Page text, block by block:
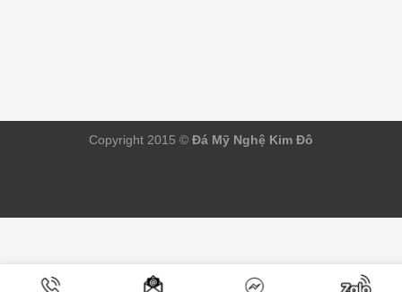
Copyright 2015 © Đá Mỹ Nghệ Kim Đô